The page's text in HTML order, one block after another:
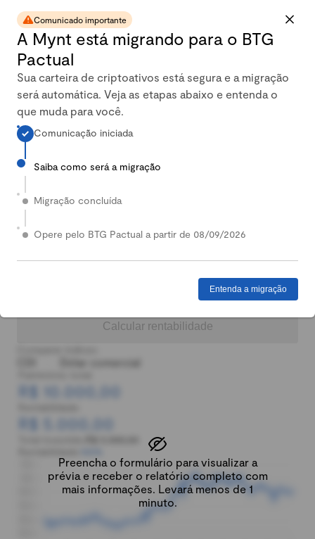
seria o retorno do seu investimento em crypto.
ATOMCosmos
Insira o valor para investimento
Adicionar moeda
Calcular rentabilidade
Preencha o formulário para visualizar a
prévia e receber o relatório completo com
mais informações. Levará menos de 1
minuto.
Dólar comercial
R$ 10.000,00
R$ 5.000,00
Comunicado importante
A Mynt está migrando para o BTG
Pactual
Sua carteira de criptoativos está segura e a migração
será automática. Veja as etapas abaixo e entenda o
que muda para você.
Comunicação iniciada
Saiba como será a migração
Migração concluída
Opere pelo BTG Pactual a partir de 08/09/2026
Entenda a migração